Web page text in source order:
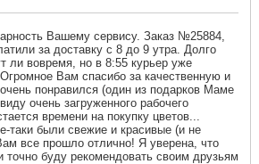
Вашему сервису. Заказ №25884,
за доставку с 8 до 9 утра. Долго
ли вовремя, но в 8:55 курьер уже
Вам спасибо за качественную и
понравился (один из подарков Маме
очень загруженного рабочего
времени на покупку цветов...
таки были свежие и красивые (и не
все прошло отлично! Я уверена, что
буду рекомендовать своим друзьям